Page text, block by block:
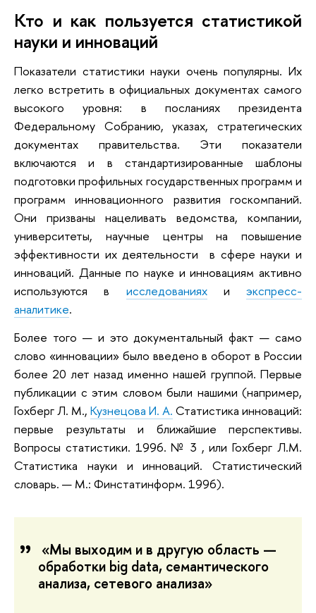
Кто и как пользуется статистикой
науки и инноваций
Показатели статистики науки очень популярны. Их
легко встретить в официальных документах самого
высокого уровня: в посланиях президента
Федеральному Собранию, указах, стратегических
документах правительства. Эти показатели
включаются и в стандартизированные шаблоны
подготовки профильных государственных программ и
программ инновационного развития госкомпаний.
Они призваны нацеливать ведомства, компании,
университеты, научные центры на повышение
эффективности их деятельности в сфере науки и
инноваций. Данные по науке и инновациям активно
используются в исследованияхи экспресс-
аналитике.
Более того — и это документальный факт — само
слово «инновации» было введено в оборот в России
более 20 лет назад именно нашей группой. Первые
публикации с этим словом были нашими (например,
Гохберг Л. М., Кузнецова И. А. Статистика инноваций:
первые результаты и ближайшие перспективы.
Вопросы статистики. 1996. № 3 , или Гохберг Л.М.
Статистика науки и инноваций. Статистический
словарь. — М.: Финстатинформ. 1996).
«Мы выходим и в другую область —
обработки big data, семантического
анализа, сетевого анализа»